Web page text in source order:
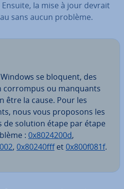
la mise à jour devrait
sans aucun problème.
se bloquent, des
corrompus ou manquants
être la cause. Pour les
nous vous proposons les
de solution étape par étape
: 0x8024200d,
, 0x80240fffet0x800f081f.